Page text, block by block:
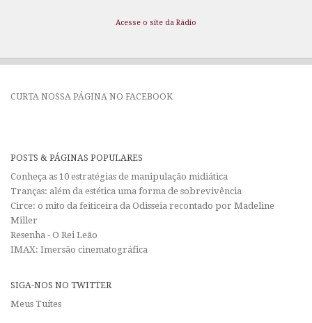
Acesse o site da Rádio
CURTA NOSSA PÁGINA NO FACEBOOK
POSTS & PÁGINAS POPULARES
Conheça as 10 estratégias de manipulação midiática
Tranças: além da estética uma forma de sobrevivência
Circe: o mito da feiticeira da Odisseia recontado por Madeline
Miller
Resenha - O Rei Leão
IMAX: Imersão cinematográfica
SIGA-NOS NO TWITTER
Meus Tuítes